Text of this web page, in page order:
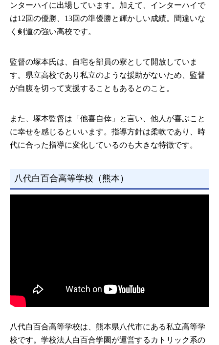
ンターハイに出場しています。加えて、インターハイで
は12回の優勝、13回の準優勝と輝かしい成績。間違いな
く剣道の強い高校です。
監督の塚本氏は、自宅を部員の寮として開放していま
す。県立高校であり私立のような援助がないため、監督
が自腹を切って支援することもあるとのこと。
また、塚本監督は「他喜自倖」と言い、他人が喜ぶこと
に幸せを感じるといいます。指導方針は柔軟であり、時
代に合った指導に変化しているのも大きな特徴です。
八代白百合高等学校（熊本）
八代白百合高等学校は、熊本県八代市にある私立高等学
校です。学校法人白百合学園が運営するカトリック系の